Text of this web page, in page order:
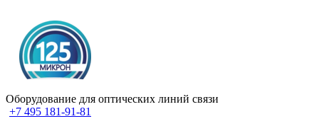
Оборудование для оптических линий связи
+7 495 181-91-81